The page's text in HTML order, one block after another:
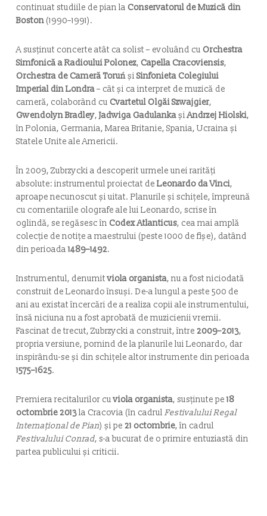
continuat studiile de pian la Conservatorul de Muzică din
Boston(1990–1991).
A susținut concerte atât ca solist – evoluând cu Orchestra
Simfonică a Radioului Polonez, Capella Cracoviensis,
Orchestra de Cameră ToruńșiSinfonieta Colegiului
Imperial din Londra– cât și ca interpret de muzică de
cameră, colaborând cu Cvartetul Olgăi Szwajgier,
Gwendolyn Bradley, Jadwiga GadulankașiAndrzej Hiolski,
în Polonia, Germania, Marea Britanie, Spania, Ucraina și
Statele Unite ale Americii.
În 2009, Zubrzycki a descoperit urmele unei rarități
absolute: instrumentul proiectat de Leonardo da Vinci,
aproape necunoscut și uitat. Planurile și schițele, împreună
cu comentariile olografe ale lui Leonardo, scrise în
oglindă, se regăsesc în Codex Atlanticus, cea mai amplă
colecție de notițe a maestrului (peste 1000 de fișe), datând
din perioada1489–1492.
Instrumentul, denumitviola organista, nu a fost niciodată
construit de Leonardo însuși. De-a lungul a peste 500 de
ani au existat încercări de a realiza copii ale instrumentului,
însă niciuna nu a fost aprobată de muzicienii vremii.
Fascinat de trecut, Zubrzycki a construit, între 2009–2013,
propria versiune, pornind de la planurile lui Leonardo, dar
inspirându-se și din schițele altor instrumente din perioada
1575–1625.
Premiera recitalurilor cuviola organista, susținute pe18
octombrie 2013la Cracovia (în cadrul Festivalului Regal
Internațional de Pian) și pe 21 octombrie, în cadrul
Festivalului Conrad, s-a bucurat de o primire entuziastă din
partea publicului și criticii.